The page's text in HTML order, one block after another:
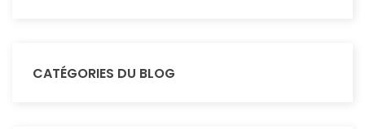
CATÉGORIES DU BLOG